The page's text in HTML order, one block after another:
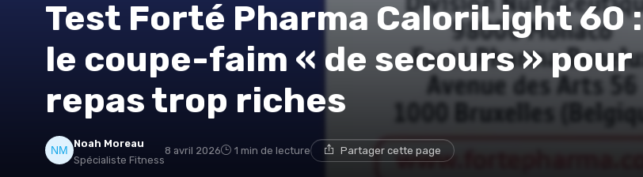
Test Forté Pharma CaloriLight 60 :
le coupe-faim « de secours » pour
repas trop riches
Noah Moreau
Spécialiste Fitness
8 avril 2026 1 min de lecture Partager cette page